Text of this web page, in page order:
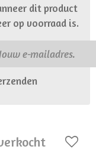
dit product
op voorraad is.